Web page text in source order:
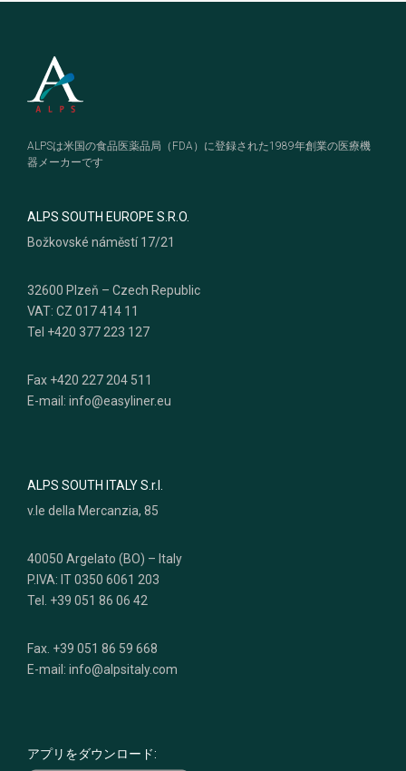
Footer
ALPSは米国の食品医薬品局（FDA）に登録された1989年創業の医療機
器メーカーです
ALPS SOUTH EUROPE S.R.O.
Božkovské náměstí 17/21
32600 Plzeň – Czech Republic
VAT: CZ 017 414 11
Tel +420 377 223 127
Fax +420 227 204 511
E-mail: info@easyliner.eu
ALPS SOUTH ITALY S.r.l.
v.le della Mercanzia, 85
40050 Argelato (BO) – Italy
P.IVA: IT 0350 6061 203
Tel. +39 051 86 06 42
Fax. +39 051 86 59 668
E-mail: info@alpsitaly.com
アプリをダウンロード: